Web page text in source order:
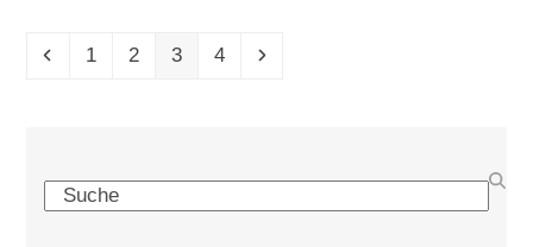
Vorheriger
Seite
1 Seite
2 Seite
3 Seite
4 Vorwärts
Search